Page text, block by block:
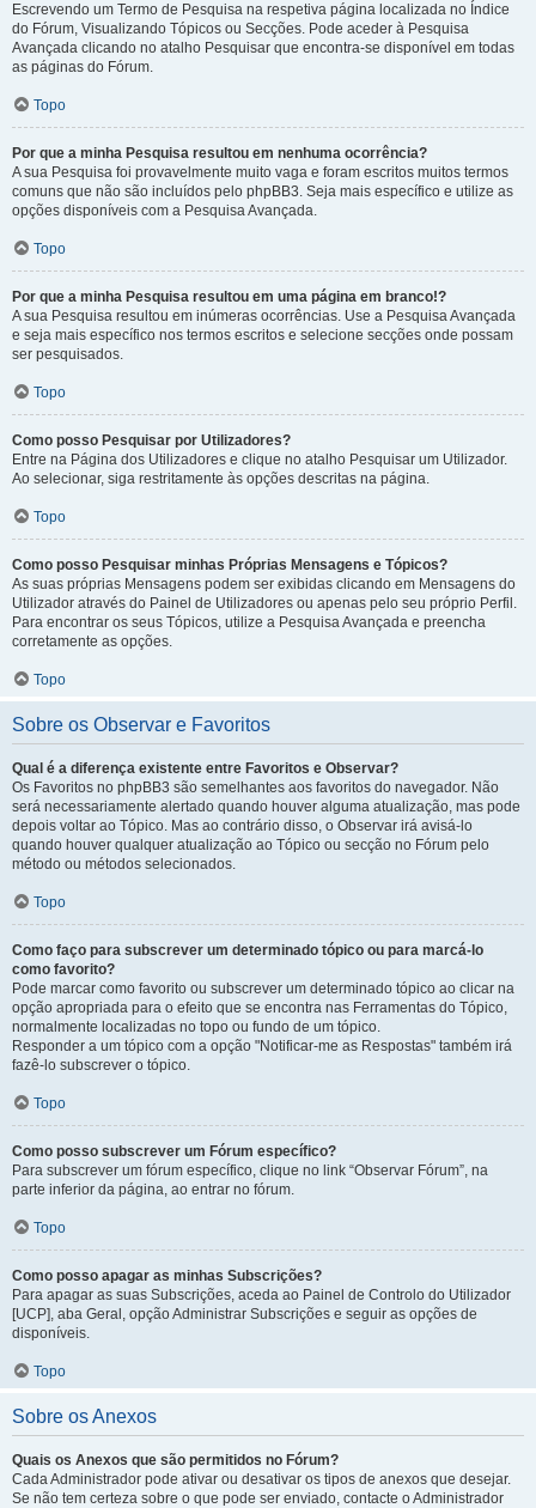
Escrevendo um Termo de Pesquisa na respetiva página localizada no Índice
do Fórum, Visualizando Tópicos ou Secções. Pode aceder à Pesquisa
Avançada clicando no atalho Pesquisar que encontra-se disponível em todas
as páginas do Fórum.
Topo
Por que a minha Pesquisa resultou em nenhuma ocorrência?
A sua Pesquisa foi provavelmente muito vaga e foram escritos muitos termos
comuns que não são incluídos pelo phpBB3. Seja mais específico e utilize as
opções disponíveis com a Pesquisa Avançada.
Topo
Por que a minha Pesquisa resultou em uma página em branco!?
A sua Pesquisa resultou em inúmeras ocorrências. Use a Pesquisa Avançada
e seja mais específico nos termos escritos e selecione secções onde possam
ser pesquisados.
Topo
Como posso Pesquisar por Utilizadores?
Entre na Página dos Utilizadores e clique no atalho Pesquisar um Utilizador.
Ao selecionar, siga restritamente às opções descritas na página.
Topo
Como posso Pesquisar minhas Próprias Mensagens e Tópicos?
As suas próprias Mensagens podem ser exibidas clicando em Mensagens do
Utilizador através do Painel de Utilizadores ou apenas pelo seu próprio Perfil.
Para encontrar os seus Tópicos, utilize a Pesquisa Avançada e preencha
corretamente as opções.
Topo
Sobre os Observar e Favoritos
Qual é a diferença existente entre Favoritos e Observar?
Os Favoritos no phpBB3 são semelhantes aos favoritos do navegador. Não
será necessariamente alertado quando houver alguma atualização, mas pode
depois voltar ao Tópico. Mas ao contrário disso, o Observar irá avisá-lo
quando houver qualquer atualização ao Tópico ou secção no Fórum pelo
método ou métodos selecionados.
Topo
Como faço para subscrever um determinado tópico ou para marcá-lo
como favorito?
Pode marcar como favorito ou subscrever um determinado tópico ao clicar na
opção apropriada para o efeito que se encontra nas Ferramentas do Tópico,
normalmente localizadas no topo ou fundo de um tópico.
Responder a um tópico com a opção "Notificar-me as Respostas" também irá
fazê-lo subscrever o tópico.
Topo
Como posso subscrever um Fórum específico?
Para subscrever um fórum específico, clique no link “Observar Fórum”, na
parte inferior da página, ao entrar no fórum.
Topo
Como posso apagar as minhas Subscrições?
Para apagar as suas Subscrições, aceda ao Painel de Controlo do Utilizador
[UCP], aba Geral, opção Administrar Subscrições e seguir as opções de
disponíveis.
Topo
Sobre os Anexos
Quais os Anexos que são permitidos no Fórum?
Cada Administrador pode ativar ou desativar os tipos de anexos que desejar.
Se não tem certeza sobre o que pode ser enviado, contacte o Administrador